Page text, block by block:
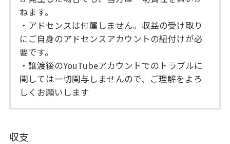
ねます。
・アドセンスは付属しません。収益の受け取り
にご自身のアドセンスアカウントの紐付けが必
要です。
・譲渡後のYouTubeアカウントでのトラブルに
関しては一切関与しませんので、ご理解をよろ
しくお願いします
収支